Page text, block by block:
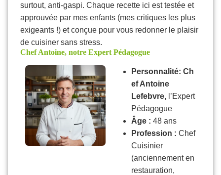
surtout, anti-gaspi. Chaque recette ici est testée et
approuvée par mes enfants (mes critiques les plus
exigeants !) et conçue pour vous redonner le plaisir
de cuisiner sans stress.
Chef Antoine, notre Expert Pédagogue
Personnalité: Ch
ef Antoine
Lefebvre, l’Expert
Pédagogue
Âge : 48 ans
Profession : Chef
Cuisinier
(anciennement en
restauration,